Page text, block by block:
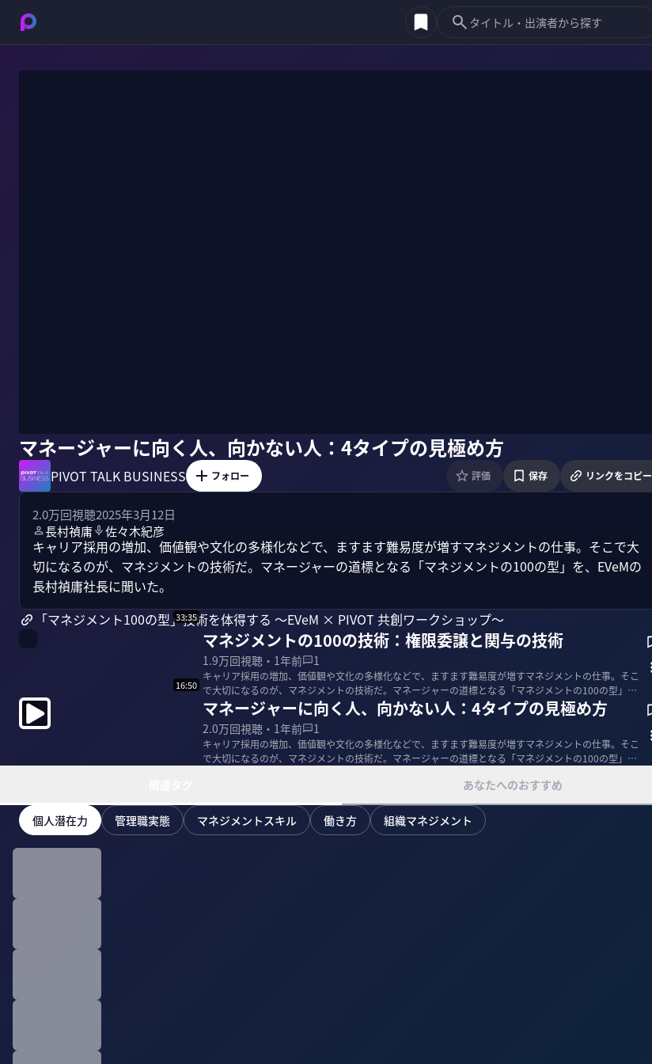
マネージャーに向く人、向かない人：4タイプの見極め方
PIVOT TALK BUSINESS フォロー 評価 保存 リンクをコピー
2.0万回視聴2025年3月12日
長村禎庸
佐々木紀彦
キャリア採用の増加、価値観や文化の多様化などで、ますます難易度が増すマネジメントの仕事。そこで大
切になるのが、マネジメントの技術だ。マネージャーの道標となる「マネジメントの100の型」を、EVeMの
長村禎庸社長に聞いた。
「マネジメント100の型」技術を体得する 〜EVeM × PIVOT 共創ワークショップ〜
33:35
マネジメントの100の技術：権限委譲と関与の技術
1.9万回視聴・ 1年前 1
キャリア採用の増加、価値観や文化の多様化などで、ますます難易度が増すマネジメントの仕事。そこ
で大切になるのが、マネジメントの技術だ。マネージャーの道標となる「マネジメントの100の型」
を、EVeMの長...
16:50
マネージャーに向く人、向かない人：4タイプの見極め方
2.0万回視聴・ 1年前 1
キャリア採用の増加、価値観や文化の多様化などで、ますます難易度が増すマネジメントの仕事。そこ
で大切になるのが、マネジメントの技術だ。マネージャーの道標となる「マネジメントの100の型」
あなたへのおすすめ
個人潜在力 管理職実態 マネジメントスキル 働き方 組織マネジメント